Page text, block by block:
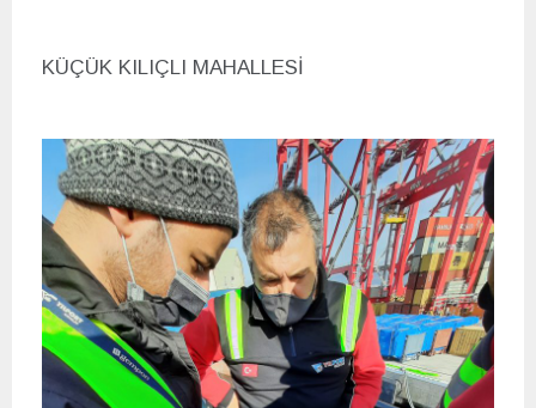
KÜÇÜK KILIÇLI MAHALLESİ